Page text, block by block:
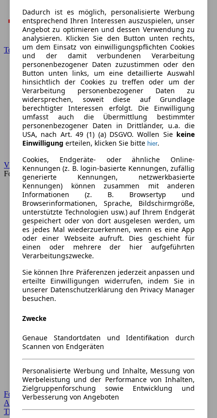
Toyota
VW
Forum
Forum Startseite
Alle Auto-Foren
Themen-Forum
Dadurch ist es möglich, personalisierte Werbung
entsprechend Ihren Interessen auszuspielen, unser
Angebot zu optimieren und dessen Verwendung zu
analysieren. Klicken Sie den Button unten rechts,
um dem Einsatz von einwilligungspflichten Cookies
und der damit verbundenen Verarbeitung
personenbezogener Daten zuzustimmen oder den
Button unten links, um eine detaillierte Auswahl
hinsichtlich der Cookies zu treffen oder um der
Verarbeitung personenbezogener Daten zu
widersprechen, soweit diese auf Grundlage
berechtigter Interessen erfolgt. Die Einwilligung
umfasst auch die Übermittlung bestimmter
personenbezogener Daten in Drittländer, u.a. die
USA, nach Art. 49 (1) (a) DSGVO. Wollen Sie keine
Einwilligung erteilen, klicken Sie bitte hier.
Cookies, Endgeräte- oder ähnliche Online-
Kennungen (z. B. login-basierte Kennungen, zufällig
generierte Kennungen, netzwerkbasierte
Kennungen) können zusammen mit anderen
Informationen (z. B. Browsertyp und
Browserinformationen, Sprache, Bildschirmgröße,
unterstützte Technologien usw.) auf Ihrem Endgerät
gespeichert oder von dort ausgelesen werden, um
es jedes Mal wiederzuerkennen, wenn es eine App
oder einer Webseite aufruft. Dies geschieht für
einen oder mehrere der hier aufgeführten
Verarbeitungszwecke.
Sie können Ihre Präferenzen jederzeit anpassen und
erteilte Einwilligungen widerrufen, indem Sie in
unserer Datenschutzerklärung den Privacy Manager
besuchen.
Zwecke
Genaue Standortdaten und Identifikation durch
Scannen von Endgeräten
Personalisierte Werbung und Inhalte, Messung von
Werbeleistung und der Performance von Inhalten,
Zielgruppenforschung sowie Entwicklung und
Verbesserung von Angeboten